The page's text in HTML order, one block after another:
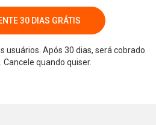
30 DIAS GRÁTIS
usuários. Após 30 dias, será cobrado
Cancele quando quiser.